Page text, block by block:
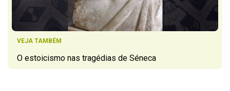
VEJA TAMBÉM
O estoicismo nas tragédias de Séneca